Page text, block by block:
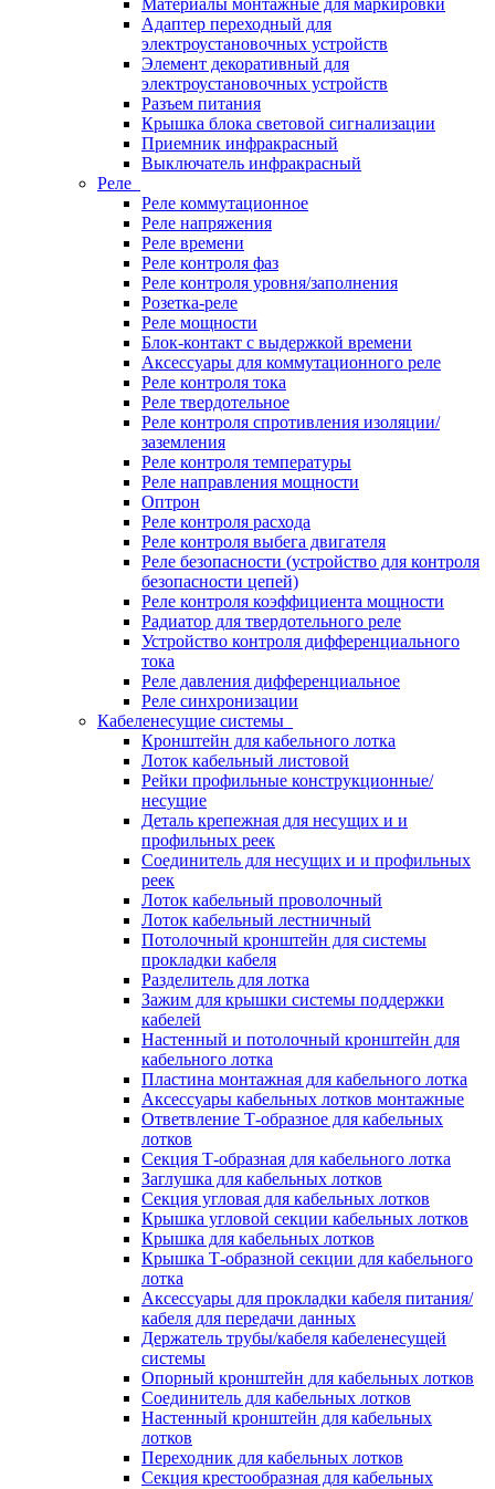
Материалы монтажные для маркировки
Адаптер переходный для
электроустановочных устройств
Элемент декоративный для
электроустановочных устройств
Разъем питания
Крышка блока световой сигнализации
Приемник инфракрасный
Выключатель инфракрасный
Реле
Реле коммутационное
Реле напряжения
Реле времени
Реле контроля фаз
Реле контроля уровня/заполнения
Розетка-реле
Реле мощности
Блок-контакт с выдержкой времени
Аксессуары для коммутационного реле
Реле контроля тока
Реле твердотельное
Реле контроля спротивления изоляции/
заземления
Реле контроля температуры
Реле направления мощности
Оптрон
Реле контроля расхода
Реле контроля выбега двигателя
Реле безопасности (устройство для контроля
безопасности цепей)
Реле контроля коэффициента мощности
Радиатор для твердотельного реле
Устройство контроля дифференциального
тока
Реле давления дифференциальное
Реле синхронизации
Кабеленесущие системы
Кронштейн для кабельного лотка
Лоток кабельный листовой
Рейки профильные конструкционные/
несущие
Деталь крепежная для несущих и и
профильных реек
Соединитель для несущих и и профильных
реек
Лоток кабельный проволочный
Лоток кабельный лестничный
Потолочный кронштейн для системы
прокладки кабеля
Разделитель для лотка
Зажим для крышки системы поддержки
кабелей
Настенный и потолочный кронштейн для
кабельного лотка
Пластина монтажная для кабельного лотка
Аксессуары кабельных лотков монтажные
Ответвление Т-образное для кабельных
лотков
Секция Т-образная для кабельного лотка
Заглушка для кабельных лотков
Секция угловая для кабельных лотков
Крышка угловой секции кабельных лотков
Крышка для кабельных лотков
Крышка Т-образной секции для кабельного
лотка
Аксессуары для прокладки кабеля питания/
кабеля для передачи данных
Держатель трубы/кабеля кабеленесущей
системы
Опорный кронштейн для кабельных лотков
Соединитель для кабельных лотков
Настенный кронштейн для кабельных
лотков
Переходник для кабельных лотков
Секция крестообразная для кабельных